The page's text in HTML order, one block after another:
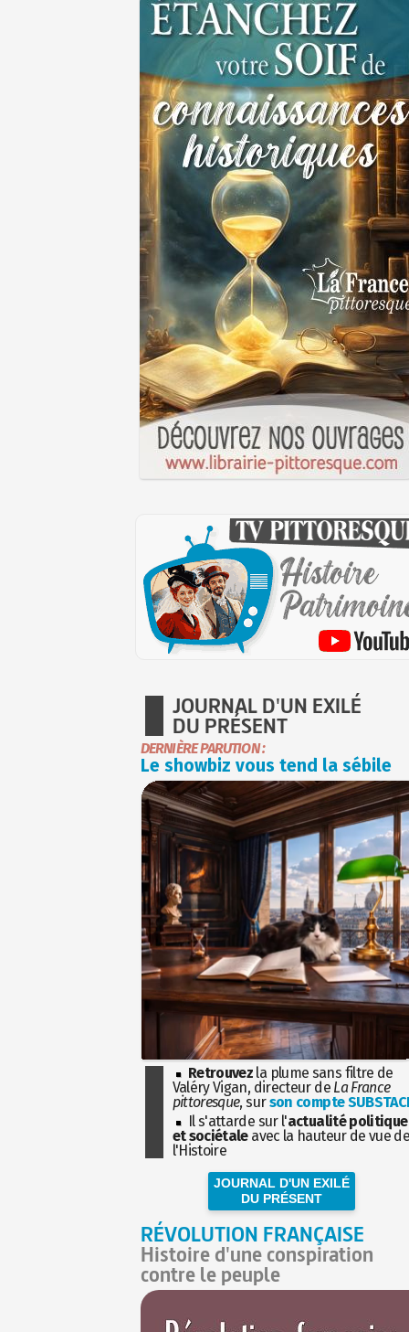
JOURNAL D'UN EXILÉ
DU PRÉSENT
DERNIÈRE PARUTION :
Le showbiz vous tend la sébile
Retrouvez la plume sans filtre de
Valéry Vigan, directeur de La France
pittoresque, surson compte
Il s'attarde sur l'actualité politique
et sociétaleavec la hauteur de vue
l'Histoire
JOURNAL D'UN EXILÉ
DU PRÉSENT
RÉVOLUTION FRANÇAISE
Histoire d'une conspiration
contre le peuple